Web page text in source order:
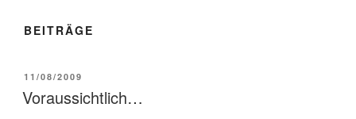
BEITRÄGE
VERÖFFENTLICHT
AM
11/08/2009
Voraussichtlich…